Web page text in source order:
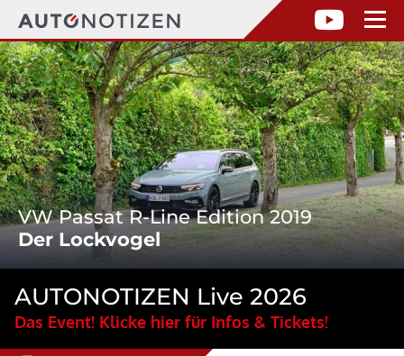
VW Passat R-Line Edition 2019
Der Lockvogel
AUTONOTIZEN Live 2026
Das Event! Klicke hier für Infos & Tickets!